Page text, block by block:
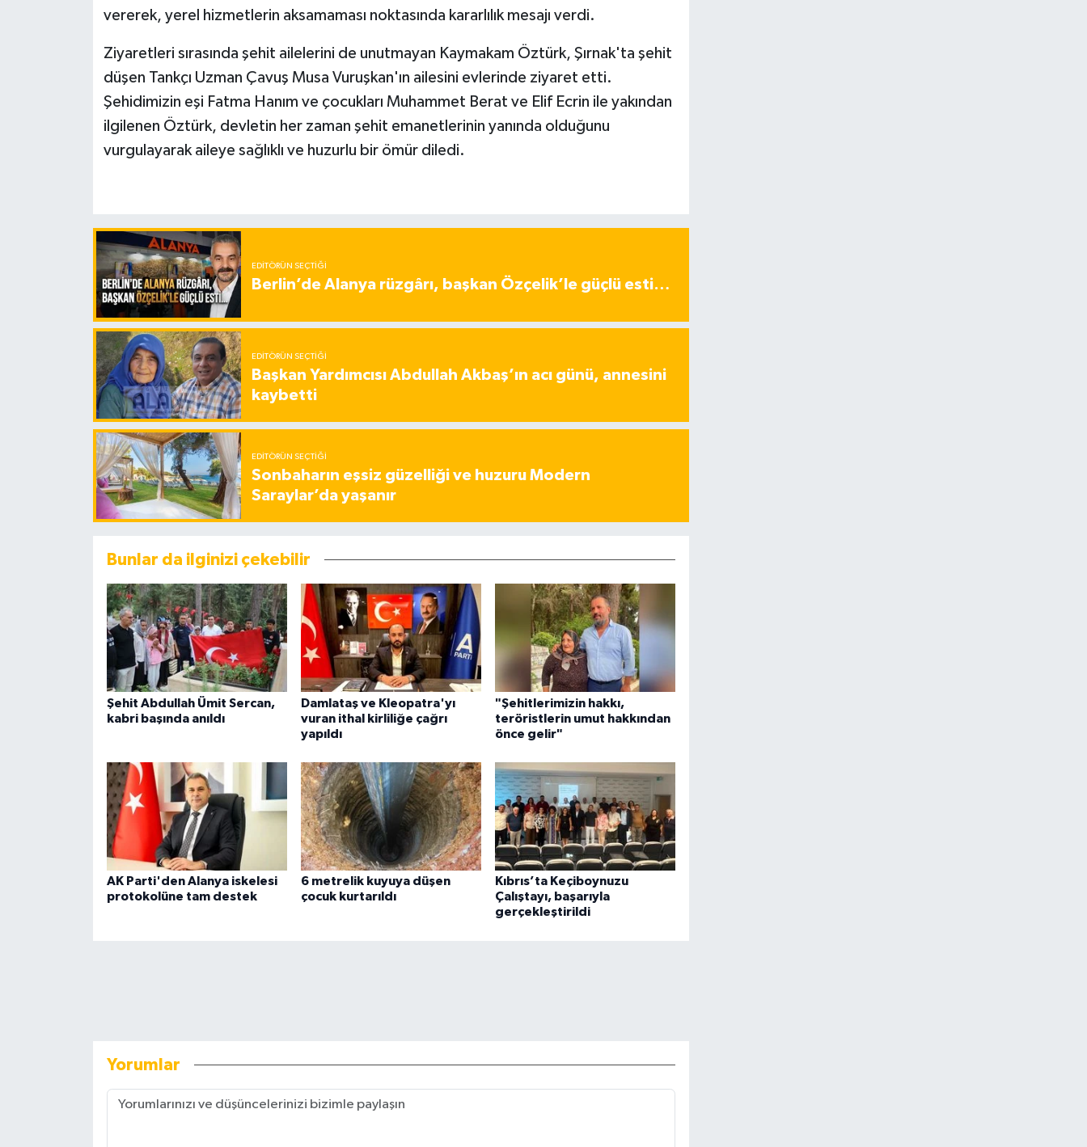
vererek, yerel hizmetlerin aksamaması noktasında kararlılık mesajı verdi.
Ziyaretleri sırasında şehit ailelerini de unutmayan Kaymakam Öztürk, Şırnak'ta şehit
düşen Tankçı Uzman Çavuş Musa Vuruşkan'ın ailesini evlerinde ziyaret etti.
Şehidimizin eşi Fatma Hanım ve çocukları Muhammet Berat ve Elif Ecrin ile yakından
ilgilenen Öztürk, devletin her zaman şehit emanetlerinin yanında olduğunu
vurgulayarak aileye sağlıklı ve huzurlu bir ömür diledi.
EDITÖRÜN SEÇTIĞI
Berlin’de Alanya rüzgârı, başkan Özçelik’le güçlü esti…
EDITÖRÜN SEÇTIĞI
Başkan Yardımcısı Abdullah Akbaş’ın acı günü, annesini
kaybetti
EDITÖRÜN SEÇTIĞI
Sonbaharın eşsiz güzelliği ve huzuru Modern
Saraylar’da yaşanır
Bunlar da ilginizi çekebilir
Şehit Abdullah Ümit Sercan,
kabri başında anıldı
Damlataş ve Kleopatra'yı
vuran ithal kirliliğe çağrı
yapıldı
"Şehitlerimizin hakkı,
teröristlerin umut hakkından
önce gelir"
AK Parti'den Alanya iskelesi
protokolüne tam destek
6 metrelik kuyuya düşen
çocuk kurtarıldı
Kıbrıs’ta Keçiboynuzu
Çalıştayı, başarıyla
gerçekleştirildi
Yorumlar